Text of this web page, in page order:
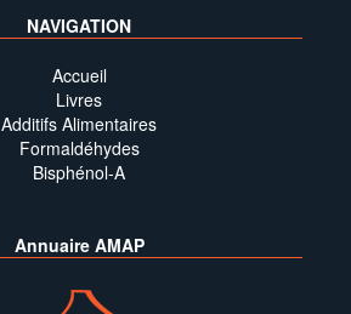
NAVIGATION
Accueil
Livres
Additifs Alimentaires
Formaldéhydes
Bisphénol-A
Annuaire AMAP